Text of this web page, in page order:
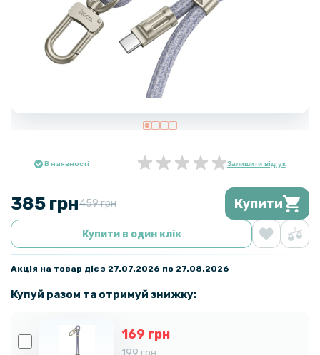
В наявності Залишити відгук
385 грн459 грн Купити
Купити в один клік
Акція на товар діє з 27.07.2026 по 27.08.2026
Купуй разом та отримуй знижку:
169 грн